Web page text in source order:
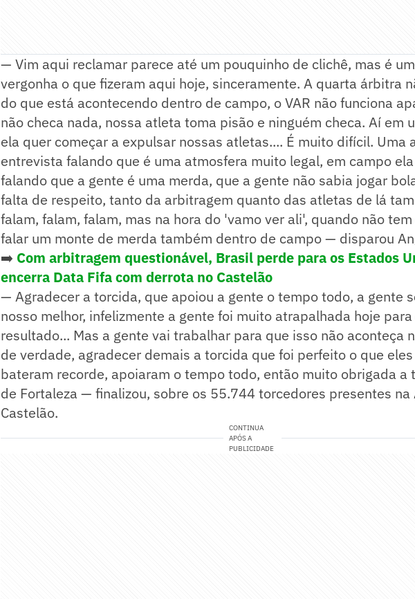
— Vim aqui reclamar parece até um pouquinho de clichê, mas é
vergonha o que fizeram aqui hoje, sinceramente. A quarta árbitra
do que está acontecendo dentro de campo, o VAR não funciona
não checa nada, nossa atleta toma pisão e ninguém checa. Aí em
ela quer começar a expulsar nossas atletas.... É muito difícil. Uma
entrevista falando que é uma atmosfera muito legal, em campo
falando que a gente é uma merda, que a gente não sabia jogar
falta de respeito, tanto da arbitragem quanto das atletas de lá
falam, falam, falam, mas na hora do 'vamo ver ali', quando não
falar um monte de merda também dentro de campo — disparou
➡️ Com arbitragem questionável, Brasil perde para os Estados
encerra Data Fifa com derrota no Castelão
— Agradecer a torcida, que apoiou a gente o tempo todo, a gente
nosso melhor, infelizmente a gente foi muito atrapalhada hoje
resultado... Mas a gente vai trabalhar para que isso não aconteça
de verdade, agradecer demais a torcida que foi perfeito o que
bateram recorde, apoiaram o tempo todo, então muito obrigada a
de Fortaleza — finalizou, sobre os 55.744 torcedores presentes na
Castelão.
CONTINUA
APÓS A
PUBLICIDADE